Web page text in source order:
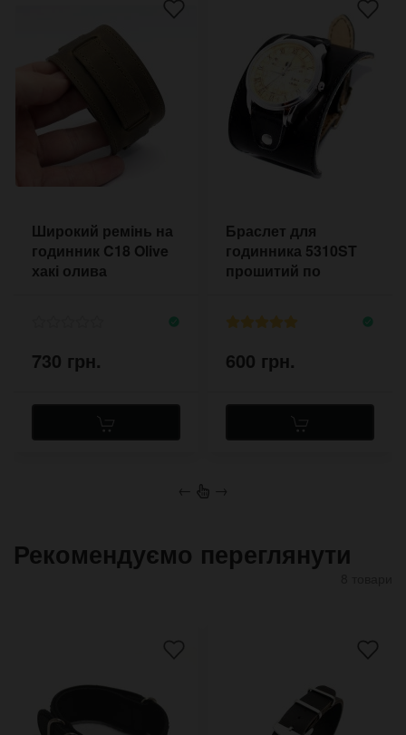
Широкий ремінь на
годинник C18 Olive
хакі олива
730 грн.
Браслет для
годинника 5310ST
прошитий по
600 грн.
← →
Рекомендуємо переглянути